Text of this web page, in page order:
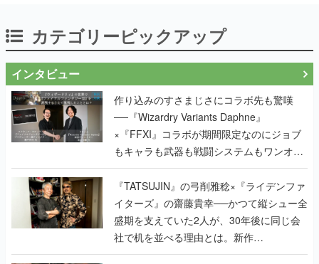
カテゴリーピックアップ
インタビュー
作り込みのすさまじさにコラボ先も驚嘆
──『Wizardry Variants Daphne』
×『FFXI』コラボが期間限定なのにジョブ
もキャラも武器も戦闘システムもワンオフ
で作り込まれた理由を両ディレクターに聞
く
『TATSUJIN』の弓削雅稔×『ライデンファ
イターズ』の齋藤貴幸──かつて縦シュー全
盛期を支えていた2人が、30年後に同じ会
社で机を並べる理由とは。新作
『TATSUJIN EXTREME』で初タッグを組